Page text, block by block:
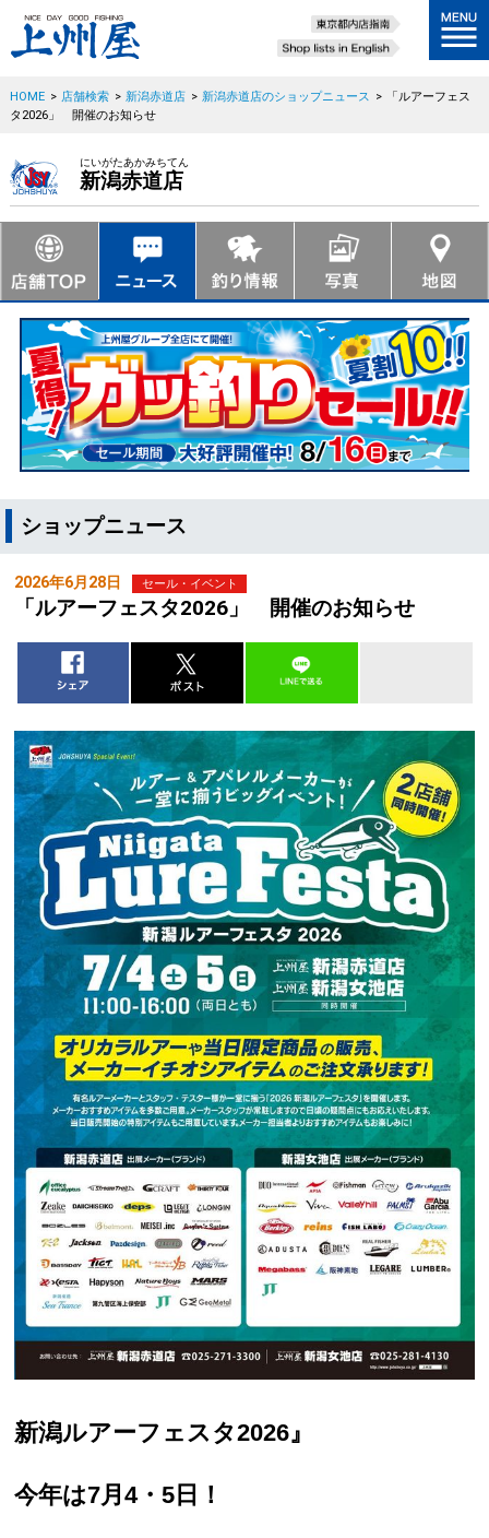
HOME > 店舗検索 > 新潟赤道店 > 新潟赤道店のショップニュース >
「ルアーフェス
タ2026」 開催のお知らせ
にいがたあかみちてん
新潟赤道店
ショップニュース
2026年6月28日 セール・イベント
「ルアーフェスタ2026」 開催のお知らせ
新潟ルアーフェスタ2026』
今年は7月4・5 日！